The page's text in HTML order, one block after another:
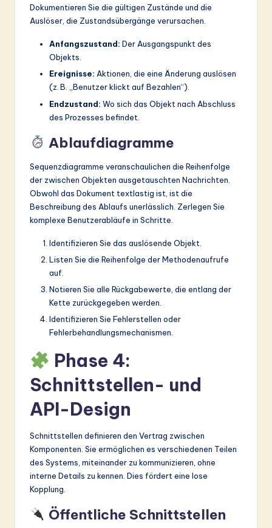
Dokumentieren Sie die gültigen Zustände und die
Auslöser, die Zustandsübergänge verursachen.
Anfangszustand: Der Ausgangspunkt des
Objekts.
Ereignisse: Aktionen, die eine Änderung auslösen
(z. B. „Benutzer klickt auf Bezahlen“).
Endzustand: Wo sich das Objekt nach Abschluss
des Prozesses befindet.
Ablaufdiagramme
Sequenzdiagramme veranschaulichen die Reihenfolge
der zwischen Objekten ausgetauschten Nachrichten.
Obwohl das Dokument textlastig ist, ist die
Beschreibung des Ablaufs unerlässlich. Zerlegen Sie
komplexe Benutzerabläufe in Schritte.
Identifizieren Sie das auslösende Objekt.
Listen Sie die Reihenfolge der Methodenaufrufe
auf.
Notieren Sie alle Rückgabewerte, die entlang der
Kette zurückgegeben werden.
Identifizieren Sie Fehlerstellen oder
Fehlerbehandlungsmechanismen.
Phase 4:
Schnittstellen- und
API-Design
Schnittstellen definieren den Vertrag zwischen
Komponenten. Sie ermöglichen es verschiedenen Teilen
des Systems, miteinander zu kommunizieren, ohne
interne Details zu kennen. Dies fördert eine lose
Kopplung.
Öffentliche Schnittstellen